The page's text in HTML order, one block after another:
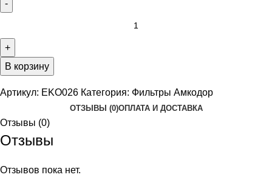
В корзину
Артикул: EKO026 Категория: Фильтры Амкодор
ОТЗЫВЫ (0)ОПЛАТА И ДОСТАВКА
Отзывы (0)
Отзывы
Отзывов пока нет.